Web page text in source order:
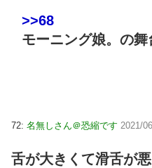
>>68
モーニング娘。の
72: 名無しさん＠恐縮です 2021/
舌が大きくて滑舌が